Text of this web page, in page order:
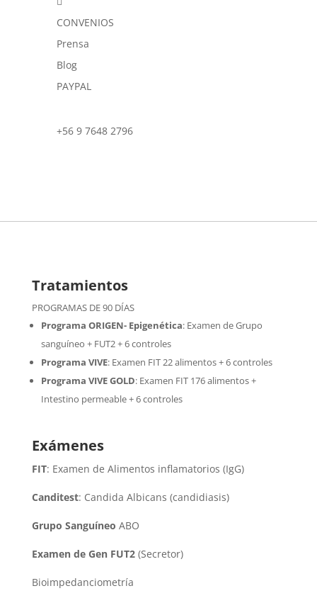
CONVENIOS
Prensa
Blog
PAYPAL
+56 9 7648 2796
Tratamientos
PROGRAMAS DE 90 DÍAS
Programa ORIGEN- Epigenética:Examen de Grupo
sanguíneo + FUT2 + 6 controles
Programa VIVE: Examen FIT 22 alimentos + 6 controles
Programa VIVE GOLD: Examen FIT 176 alimentos +
Intestino permeable + 6 controles
Exámenes
FIT: Examen de Alimentos inflamatorios (IgG)
Canditest: Candida Albicans (candidiasis)
Grupo Sanguíneo ABO
Examen de Gen FUT2(Secretor)
Bioimpedanciometría